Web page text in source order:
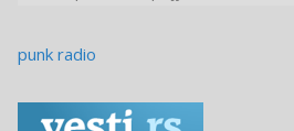
е
punk radio